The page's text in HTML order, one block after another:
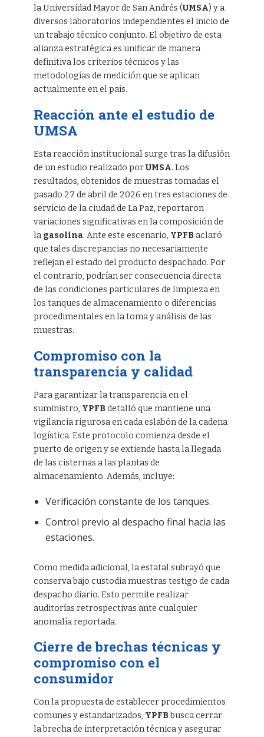
la Universidad Mayor de San Andrés (UMSA) y a
diversos laboratorios independientes el inicio de
un trabajo técnico conjunto. El objetivo de esta
alianza estratégica es unificar de manera
definitiva los criterios técnicos y las
metodologías de medición que se aplican
actualmente en el país.
Reacción ante el estudio de
UMSA
Esta reacción institucional surge tras la difusión
de un estudio realizado porUMSA. Los
resultados, obtenidos de muestras tomadas el
pasado 27 de abril de 2026 en tres estaciones de
servicio de la ciudad de La Paz, reportaron
variaciones significativas en la composición de
la gasolina. Ante este escenario, YPFB aclaró
que tales discrepancias no necesariamente
reflejan el estado del producto despachado. Por
el contrario, podrían ser consecuencia directa
de las condiciones particulares de limpieza en
los tanques de almacenamiento o diferencias
procedimentales en la toma y análisis de las
muestras.
Compromiso con la
transparencia y calidad
Para garantizar la transparencia en el
suministro, YPFB detalló que mantiene una
vigilancia rigurosa en cada eslabón de la cadena
logística. Este protocolo comienza desde el
puerto de origen y se extiende hasta la llegada
de las cisternas a las plantas de
almacenamiento. Además, incluye:
Verificación constante de los tanques.
Control previo al despacho final hacia las
estaciones.
Como medida adicional, la estatal subrayó que
conserva bajo custodia muestras testigo de cada
despacho diario. Esto permite realizar
auditorías retrospectivas ante cualquier
anomalía reportada.
Cierre de brechas técnicas y
compromiso con el
consumidor
Con la propuesta de establecer procedimientos
comunes y estandarizados, YPFB busca cerrar
la brecha de interpretación técnica y asegurar